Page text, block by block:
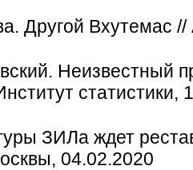
Другой Вхутемас //
Неизвестный
статистики,
ЗИЛа ждет
04.02.2020